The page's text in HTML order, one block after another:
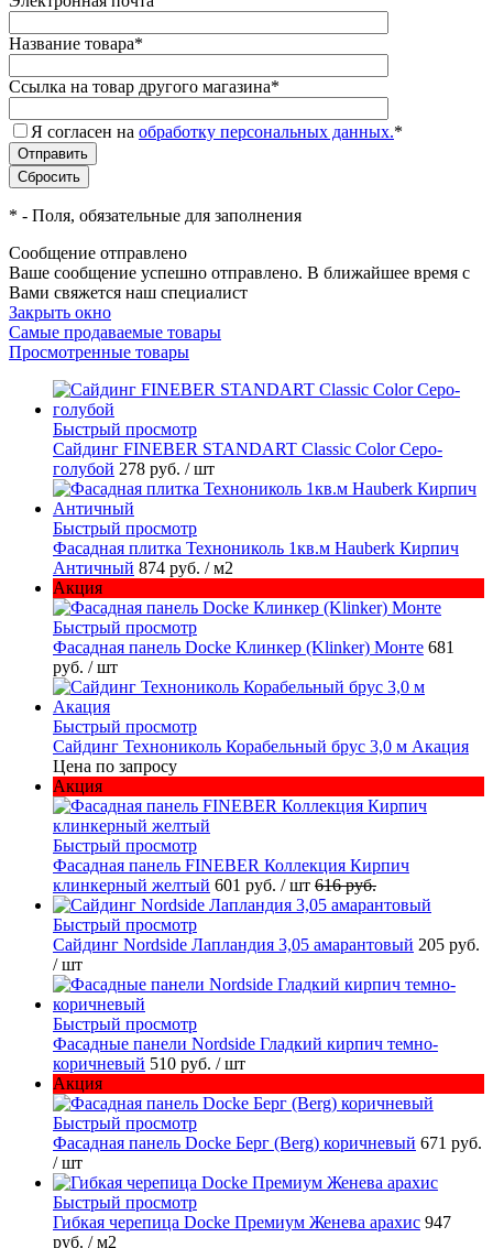
Название товара*
Ссылка на товар другого магазина*
Я согласен на обработку персональных данных.*
* - Поля, обязательные для заполнения
Сообщение отправлено
Ваше сообщение успешно отправлено. В ближайшее время с
Вами свяжется наш специалист
Закрыть окно
Самые продаваемые товары
Просмотренные товары
Быстрый просмотр
Cайдинг FINEBER STANDART Classic Color Серо-
голубой 278 руб. / шт
Быстрый просмотр
Фасадная плитка Технониколь 1кв.м Hauberk Кирпич
Античный 874 руб. / м2
Акция
Быстрый просмотр
Фасадная панель Docke Клинкер (Klinker) Монте 681
руб. / шт
Быстрый просмотр
Сайдинг Технониколь Корабельный брус 3,0 м Акация
Цена по запросу
Акция
Быстрый просмотр
Фасадная панель FINEBER Коллекция Кирпич
клинкерный желтый 601 руб. / шт 616 руб.
Быстрый просмотр
Сайдинг Nordside Лапландия 3,05 амарантовый 205 руб.
/ шт
Быстрый просмотр
Фасадные панели Nordside Гладкий кирпич темно-
коричневый 510 руб. / шт
Акция
Быстрый просмотр
Фасадная панель Docke Берг (Berg) коричневый 671 руб.
/ шт
Быстрый просмотр
Гибкая черепица Docke Премиум Женева арахис 947
руб. / м2